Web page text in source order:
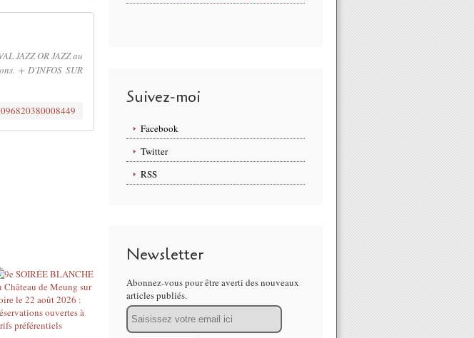
JAZZ OR JAZZ au
+ D'INFOS SUR
Suivez-moi
Facebook
Twitter
RSS
Newsletter
Abonnez-vous pour être averti des nouveaux
articles publiés.
Email